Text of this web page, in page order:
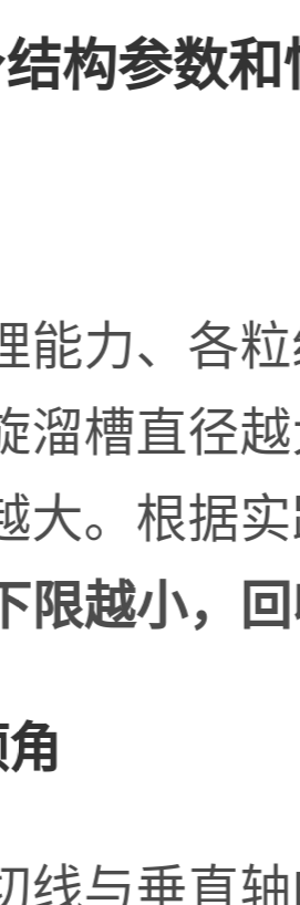
构参数
能力、各
槽直径
。根据实
限越小，
线与垂直